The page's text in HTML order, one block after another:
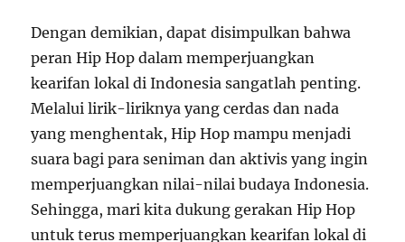
Dengan demikian, dapat disimpulkan bahwa
peran Hip Hop dalam memperjuangkan
kearifan lokal di Indonesia sangatlah penting.
Melalui lirik-liriknya yang cerdas dan nada
yang menghentak, Hip Hop mampu menjadi
suara bagi para seniman dan aktivis yang ingin
memperjuangkan nilai-nilai budaya Indonesia.
Sehingga, mari kita dukung gerakan Hip Hop
untuk terus memperjuangkan kearifan lokal di